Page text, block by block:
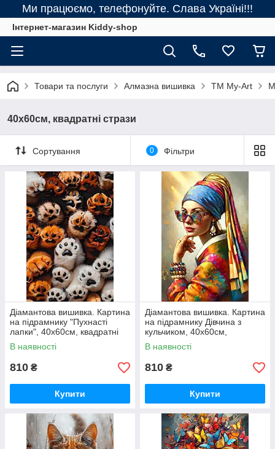
Ми працюємо, телефонуйте. Слава Україні!!!
Інтернет-магазин Kiddy-shop
Товари та послуги Алмазна вишивка ТМ My-Art
40х60см, квадратні стрази
Сортування 0 Фільтри
Діамантова вишивка. Картина
на підрамнику "Пухнасті
лапки", 40х60см, квадратні
стрази
В наявності
810 ₴
Купити
Діамантова вишивка. Картина
на підрамнику Дівчина з
кульчиком, 40х60см,
квадратні стрази
В наявності
810 ₴
Купити